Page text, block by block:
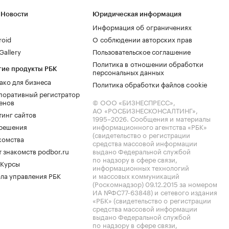
продукты РБК
для бизнеса
регистратор
сайтов
знакомств podbor.ru
управления РБК
Юридическая информация
Информация об ограничениях
О соблюдении авторских прав
Пользовательское соглашение
Политика в отношении обработки
персональных данных
Политика обработки файлов cookie
© ООО «БИЗНЕСПРЕСС»,
АО «РОСБИЗНЕСКОНСАЛТИНГ»,
1995–2026. Сообщения и материалы
информационного агентства «РБК»
(свидетельство о регистрации
средства массовой информации
выдано Федеральной службой
по надзору в сфере связи,
информационных технологий
и массовых коммуникаций
(Роскомнадзор) 09.12.2015 за номером
ИА №ФС77-63848) и сетевого издания
«РБК» (свидетельство о регистрации
средства массовой информации
выдано Федеральной службой
по надзору в сфере связи,